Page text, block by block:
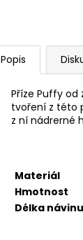
Popis
Příze Puffy od
tvoření z této
z ní nádrerné
Materiál
Hmotnost
Délka návinu